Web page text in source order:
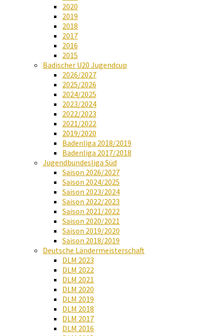
2020
2019
2018
2017
2016
2015
Badischer U20 Jugendcup
2026/2027
2025/2026
2024/2025
2023/2024
2022/2023
2021/2022
2019/2020
Badenliga 2018/2019
Badenliga 2017/2018
Jugendbundesliga Süd
Saison 2026/2027
Saison 2024/2025
Saison 2023/2024
Saison 2022/2023
Saison 2021/2022
Saison 2020/2021
Saison 2019/2020
Saison 2018/2019
Deutsche Ländermeisterschaft
DLM 2023
DLM 2022
DLM 2021
DLM 2020
DLM 2019
DLM 2018
DLM 2017
DLM 2016